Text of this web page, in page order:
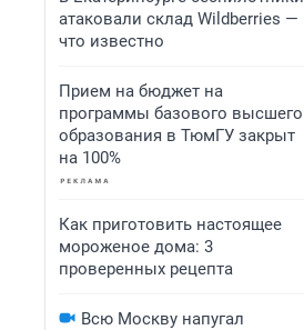
атаковали склад Wildberries —
что известно
Прием на бюджет на
программы базового высшего
образования в ТюмГУ закрыт
на 100%
Как приготовить настоящее
мороженое дома: 3
проверенных рецепта
Всю Москву напугал